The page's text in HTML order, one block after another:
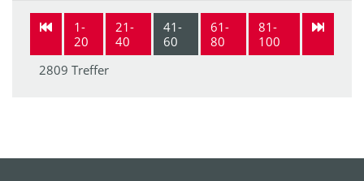
1-
20
21-
40
41-
60
61-
80
81-
100
2809 Treffer